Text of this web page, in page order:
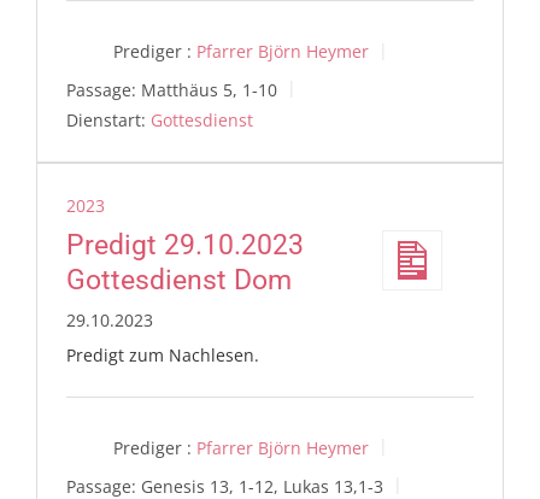
Prediger : Pfarrer Björn Heymer
Passage: Matthäus 5, 1-10
Dienstart: Gottesdienst
2023
Predigt 29.10.2023
Gottesdienst Dom
29.10.2023
Predigt zum Nachlesen.
Prediger : Pfarrer Björn Heymer
Passage: Genesis 13, 1-12, Lukas 13,1-3